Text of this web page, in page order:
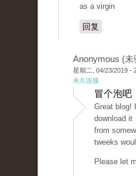
as a virgin
回复
Anonymous (未
星期二, 04/23/2019 -
永久连接
冒个泡吧
Great blog!
download it
from
tweeks
Please let